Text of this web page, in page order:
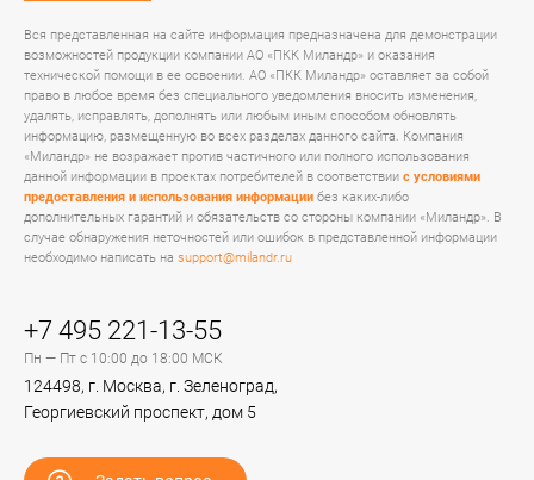
Вся представленная на сайте информация предназначена для демонстрации
возможностей продукции компании АО «ПКК Миландр» и оказания
технической помощи в ее освоении. АО «ПКК Миландр» оставляет за собой
право в любое время без специального уведомления вносить изменения,
удалять, исправлять, дополнять или любым иным способом обновлять
информацию, размещенную во всех разделах данного сайта. Компания
«Миландр» не возражает против частичного или полного использования
данной информации в проектах потребителей в соответствии с условиями
предоставления и использования информации без каких-либо
дополнительных гарантий и обязательств со стороны компании «Миландр». В
случае обнаружения неточностей или ошибок в представленной информации
необходимо написать на support@milandr.ru
+7 495 221-13-55
Пн — Пт с 10:00 до 18:00 МСК
124498, г. Москва, г. Зеленоград,
Георгиевский проспект, дом 5